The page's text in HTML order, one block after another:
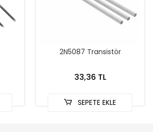
2N5087 Transistör
33,36 TL
SEPETE EKLE